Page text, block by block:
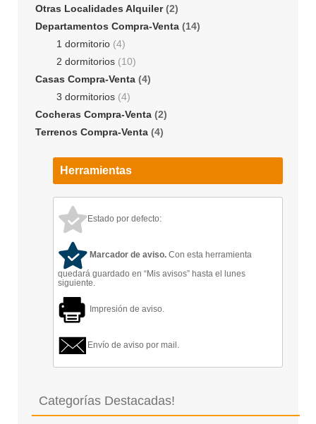
Otras Localidades Alquiler(2)
Departamentos Compra-Venta (14)
1 dormitorio (4)
2 dormitorios (10)
Casas Compra-Venta (4)
3 dormitorios (4)
Cocheras Compra-Venta (2)
Terrenos Compra-Venta (4)
Herramientas
Estado por defecto:
Marcador de aviso. Con esta herramienta
quedará guardado en “Mis avisos” hasta el lunes
siguiente.
Impresión de aviso.
Envío de aviso por mail.
Categorías Destacadas!